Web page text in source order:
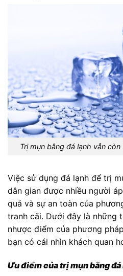
Trị mụn bằng đá lạnh vẫn
Việc sử dụng đá lạnh để trị
dân gian được nhiều người
quả và sự an toàn của
tranh cãi. Dưới đây là những
nhược điểm của phương
bạn có cái nhìn khách quan
Ưu điểm của trị mụn bằng đá